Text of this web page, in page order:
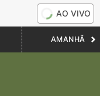
AO VIVO
AMANHÃ